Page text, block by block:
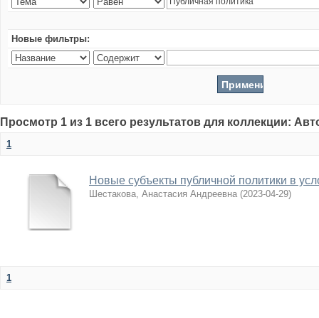
Новые фильтры:
Просмотр 1 из 1 всего результатов для коллекции:
1
Новые субъекты публичной политики в
Шестакова, Анастасия Андреевна (2023-04-29)
1